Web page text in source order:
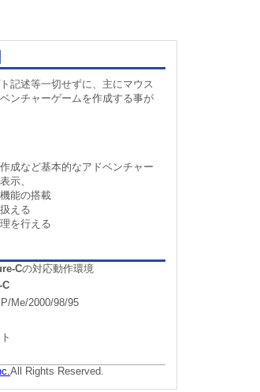
記述等一切せずに、主にマウス
ンチャーゲームを作成する事が
成など基本的なアドベンチャー
示、
能の搭載
える
を行える
Cの対応動作環境
Me/2000/98/95
All Rights Reserved.